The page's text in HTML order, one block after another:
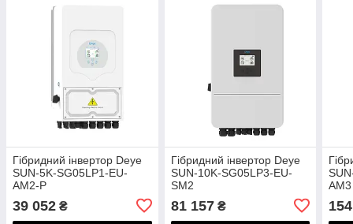
Гібридний інвертор Deye
SUN-5K-SG05LP1-EU-
AM2-P
39 052 ₴
Гібридний інвертор Deye
SUN-10K-SG05LP3-EU-
SM2
81 157₴
AM3